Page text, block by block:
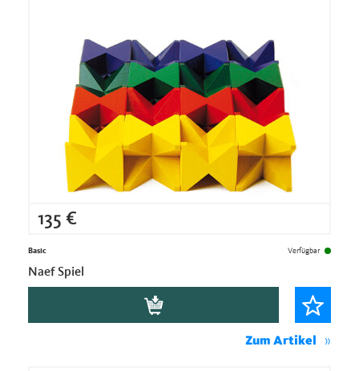
135 €
Basic Verfügbar
Naef Spiel
Zum Artikel